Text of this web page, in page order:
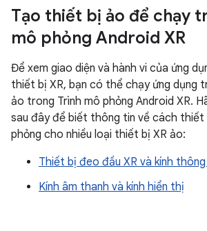
Tạo thiết bị ảo để chạy
mô phỏng Android XR
Để xem giao diện và hành vi của ứng
thiết bị XR, bạn có thể chạy ứng dụng
ảo trong Trình mô phỏng Android XR.
sau đây để biết thông tin về cách thiết
phỏng cho nhiều loại thiết bị XR ảo:
Thiết bị đeo đầu XR và kính thông
Kính âm thanh và kính hiển thị